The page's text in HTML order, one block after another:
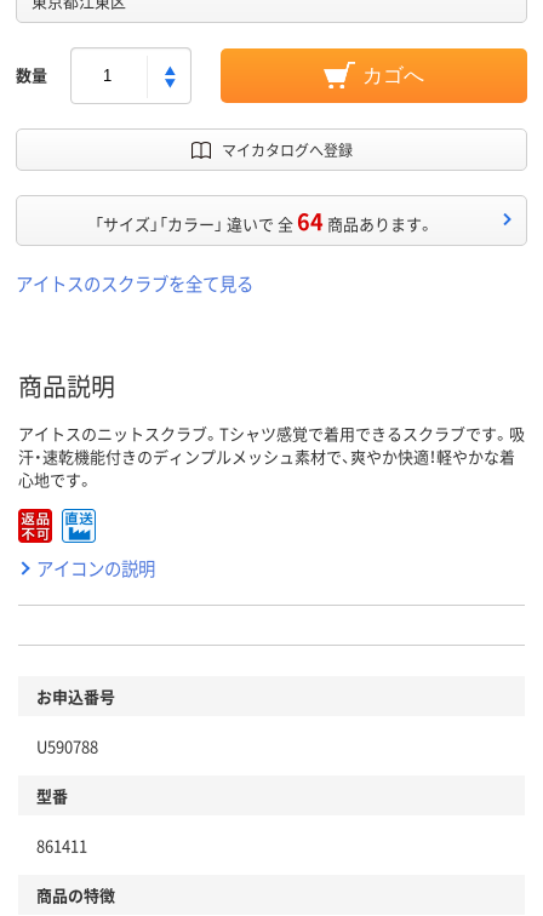
数量 カゴへ
マイカタログへ登録
「サイズ」「カラー」 違いで 全64 商品あります。
アイトスのスクラブを全て見る
商品説明
アイトスのニットスクラブ。Tシャツ感覚で着用できるスクラブです。吸
汗・速乾機能付きのディンプルメッシュ素材で、爽やか快適！軽やかな着
心地です。
アイコンの説明
お申込番号
U590788
型番
861411
商品の特徴